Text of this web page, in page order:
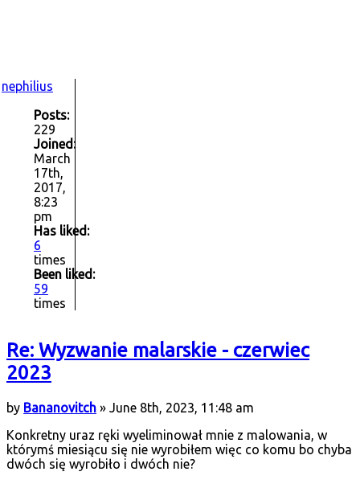
nephilius
Posts:
229
Joined:
March
17th,
2017,
8:23
pm
Has liked:
6
times
Been liked:
59
times
Re: Wyzwanie malarskie - czerwiec
2023
by Bananovitch » June 8th, 2023, 11:48 am
Konkretny uraz ręki wyeliminował mnie z malowania, w
którymś miesiącu się nie wyrobiłem więc co komu bo chyba
dwóch się wyrobiło i dwóch nie?